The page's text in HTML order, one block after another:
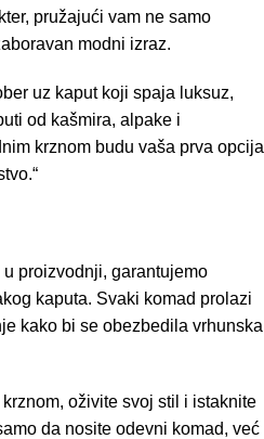
pružajući vam ne samo
modni izraz.
uz kaput koji spaja luksuz,
od kašmira, alpake i
krznom budu vaša prva opcija
proizvodnji, garantujemo
kaputa. Svaki komad prolazi
kako bi se obezbedila vrhunska
oživite svoj stil i istaknite
da nosite odevni komad, već